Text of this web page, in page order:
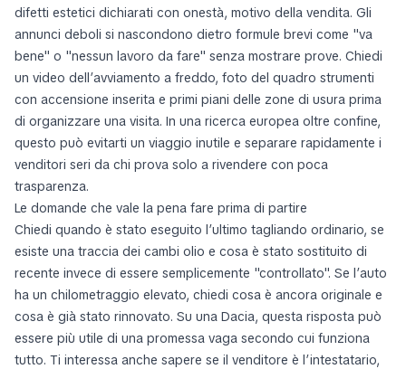
difetti estetici dichiarati con onestà, motivo della vendita. Gli
annunci deboli si nascondono dietro formule brevi come "va
bene" o "nessun lavoro da fare" senza mostrare prove. Chiedi
un video dell’avviamento a freddo, foto del quadro strumenti
con accensione inserita e primi piani delle zone di usura prima
di organizzare una visita. In una ricerca europea oltre confine,
questo può evitarti un viaggio inutile e separare rapidamente i
venditori seri da chi prova solo a rivendere con poca
trasparenza.
Le domande che vale la pena fare prima di partire
Chiedi quando è stato eseguito l’ultimo tagliando ordinario, se
esiste una traccia dei cambi olio e cosa è stato sostituito di
recente invece di essere semplicemente "controllato". Se l’auto
ha un chilometraggio elevato, chiedi cosa è ancora originale e
cosa è già stato rinnovato. Su una Dacia, questa risposta può
essere più utile di una promessa vaga secondo cui funziona
tutto. Ti interessa anche sapere se il venditore è l’intestatario,